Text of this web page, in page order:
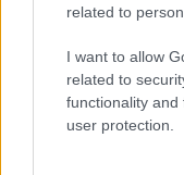
related to
I want to allow
related to
functionality
user protection.